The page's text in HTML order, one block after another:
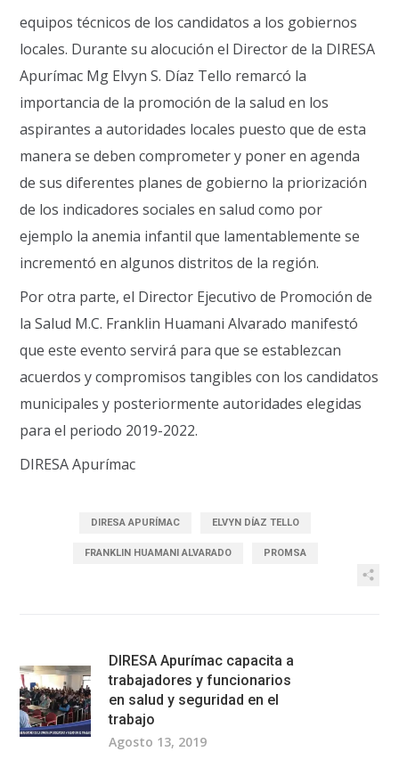
equipos técnicos de los candidatos a los gobiernos
locales. Durante su alocución el Director de la DIRESA
Apurímac Mg Elvyn S. Díaz Tello remarcó la
importancia de la promoción de la salud en los
aspirantes a autoridades locales puesto que de esta
manera se deben comprometer y poner en agenda
de sus diferentes planes de gobierno la priorización
de los indicadores sociales en salud como por
ejemplo la anemia infantil que lamentablemente se
incrementó en algunos distritos de la región.
Por otra parte, el Director Ejecutivo de Promoción de
la Salud M.C. Franklin Huamani Alvarado manifestó
que este evento servirá para que se establezcan
acuerdos y compromisos tangibles con los candidatos
municipales y posteriormente autoridades elegidas
para el periodo 2019-2022.
DIRESA Apurímac
DIRESA APURÍMAC ELVYN DÍAZ TELLO
FRANKLIN HUAMANI ALVARADO PROMSA
DIRESA Apurímac capacita a
trabajadores y funcionarios
en salud y seguridad en el
trabajo
Agosto 13, 2019